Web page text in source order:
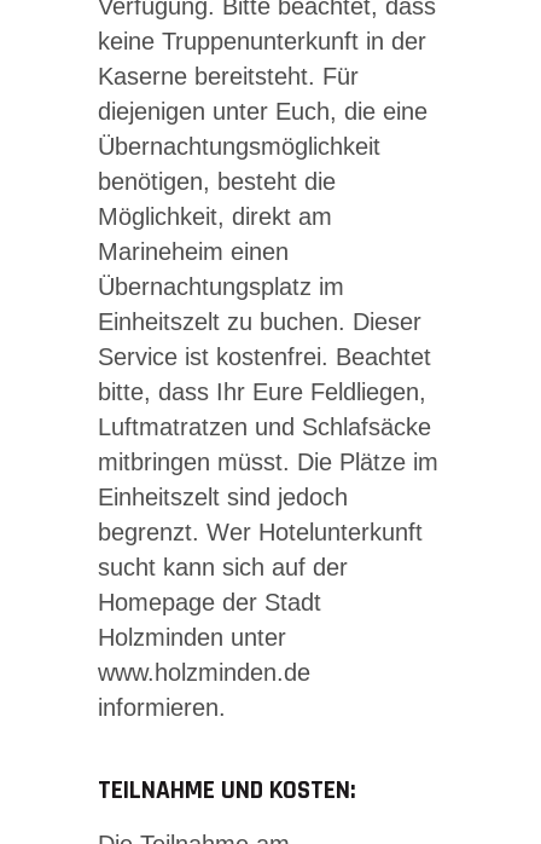
Verfügung. Bitte beachtet, dass
keine Truppenunterkunft in der
Kaserne bereitsteht. Für
diejenigen unter Euch, die eine
Übernachtungsmöglichkeit
benötigen, besteht die
Möglichkeit, direkt am
Marineheim einen
Übernachtungsplatz im
Einheitszelt zu buchen. Dieser
Service ist kostenfrei. Beachtet
bitte, dass Ihr Eure Feldliegen,
Luftmatratzen und Schlafsäcke
mitbringen müsst. Die Plätze im
Einheitszelt sind jedoch
begrenzt. Wer Hotelunterkunft
sucht kann sich auf der
Homepage der Stadt
Holzminden unter
www.holzminden.de
informieren.
TEILNAHME UND KOSTEN: